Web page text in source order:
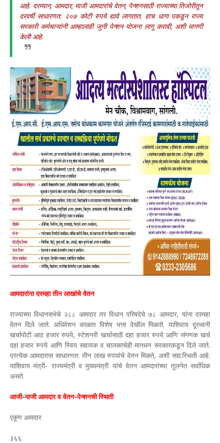
आहे. दरम्यान, आमदार, माजी आमदारांचे वेतन, पेन्शनसाठी राज्याच्या तिजोरीतून
दरवर्षी साधारणत: २०७ कोटी रुपये द्यावे लागतात. हाच धागा पकडून राज्य
सरकारी कर्मचाऱ्यांनी आम्हालाही जुनी पेन्शन योजना लागू करावी, अशी मागणी
केली आहे.
आमदारांना दरमहा तीन लाखांचे वेतन
राज्याच्या विधानसभेचे २८८ आमदार तर विधान परिषदेचे ७८ आमदार, यांना दरमहा
वेतन दिले जाते. अधिवेशन काळात विशेष भत्ता देखील मिळतो. याशिवाय दूरध्वनी
खर्चापोटी आठ हजार रुपये, स्टेशनरी खर्चासाठी दहा हजार रुपये आणि संगणक खर्च
दहा हजार रुपये आणि स्विय सहायक व चालकाचेही मानधन सरकारकडून दिले जाते.
प्रत्येक आमदारास साधारणत: तीन लाख रुपयांचे वेतन मिळते, अशी सद्य:स्थिती आहे.
याशिवाय मंत्री- राज्यमंत्री व मुख्यमंत्री यांचे वेतन आमदारांच्या तुलनेत सर्वाधिक
असते.
आजी-माजी आमदार व वेतन-पेन्शनची स्थिती
एकूण आमदार
३६६